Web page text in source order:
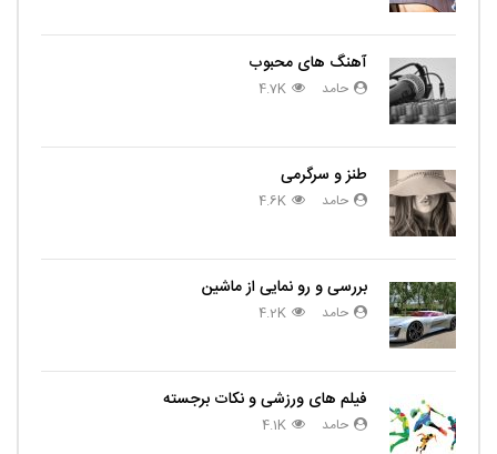
آهنگ های محبوب
حامد 4.7K
طنز و سرگرمی
حامد 4.6K
بررسی و رو نمایی از ماشین
حامد 4.2K
فیلم های ورزشی و نکات برجسته
حامد 4.1K